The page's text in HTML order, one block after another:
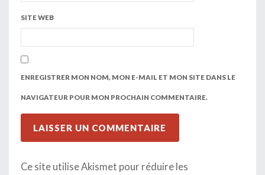
SITE WEB
ENREGISTRER MON NOM, MON E-MAIL ET MON SITE DANS LE
NAVIGATEUR POUR MON PROCHAIN COMMENTAIRE.
Ce site utilise Akismet pour réduire les